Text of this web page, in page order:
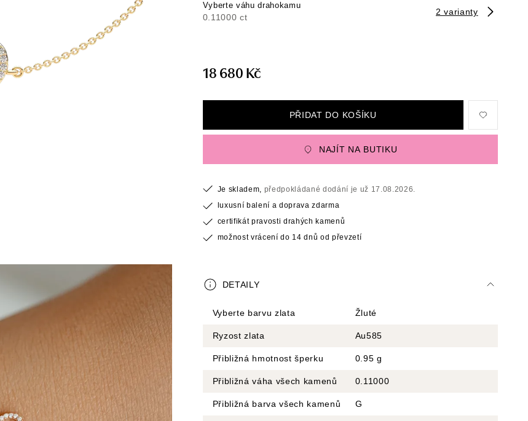
Vyberte váhu drahokamu
0.11000 ct
2 varianty
18 680 Kč
PŘIDAT DO KOŠÍKU
NAJÍT NA BUTIKU
Je skladem, předpokládané dodání je už 17.08.2026.
luxusní balení a doprava zdarma
certifikát pravosti drahých kamenů
možnost vrácení do 14 dnů od převzetí
DETAILY
Vyberte barvu zlata Žluté
Ryzost zlata Au585
Přibližná hmotnost šperku 0.95 g
Přibližná váha všech kamenů 0.11000
Přibližná barva všech kamenů G